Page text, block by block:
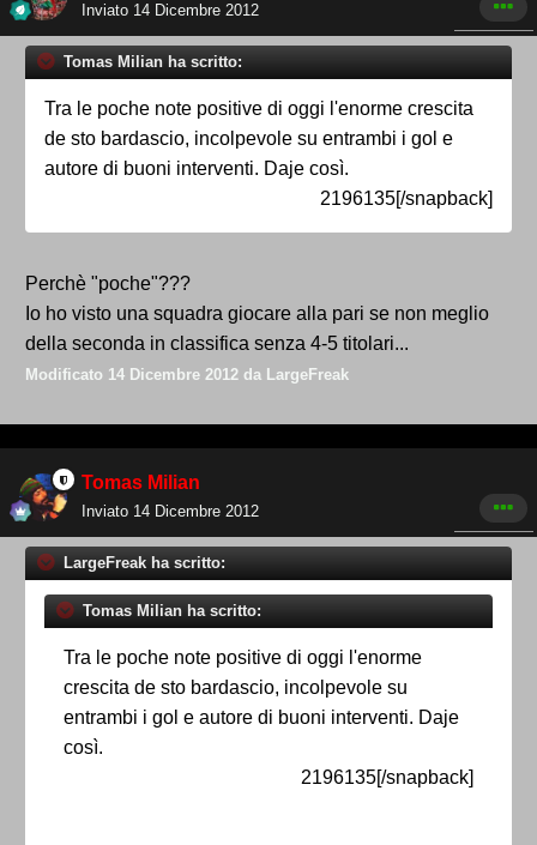
Inviato 14 Dicembre 2012
Tomas Milian ha scritto:
Tra le poche note positive di oggi l'enorme crescita
de sto bardascio, incolpevole su entrambi i gol e
autore di buoni interventi. Daje così.
2196135[/snapback]
Perchè "poche"???
Io ho visto una squadra giocare alla pari se non meglio
della seconda in classifica senza 4-5 titolari...
Modificato 14 Dicembre 2012 da LargeFreak
Tomas Milian
Inviato 14 Dicembre 2012
LargeFreak ha scritto:
Tomas Milian ha scritto:
Tra le poche note positive di oggi l'enorme
crescita de sto bardascio, incolpevole su
entrambi i gol e autore di buoni interventi. Daje
così.
2196135[/snapback]